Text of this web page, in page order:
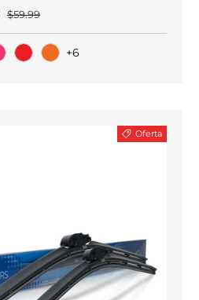
$59.99
+6
Oferta